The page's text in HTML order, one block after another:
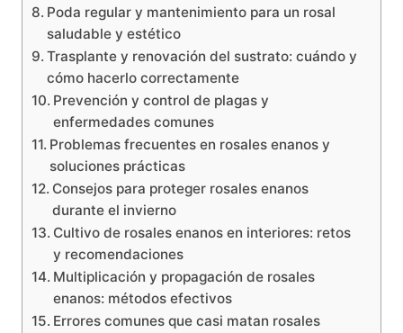
Poda regular y mantenimiento para un rosal
saludable y estético
Trasplante y renovación del sustrato: cuándo y
cómo hacerlo correctamente
Prevención y control de plagas y
enfermedades comunes
Problemas frecuentes en rosales enanos y
soluciones prácticas
Consejos para proteger rosales enanos
durante el invierno
Cultivo de rosales enanos en interiores: retos
y recomendaciones
Multiplicación y propagación de rosales
enanos: métodos efectivos
Errores comunes que casi matan rosales